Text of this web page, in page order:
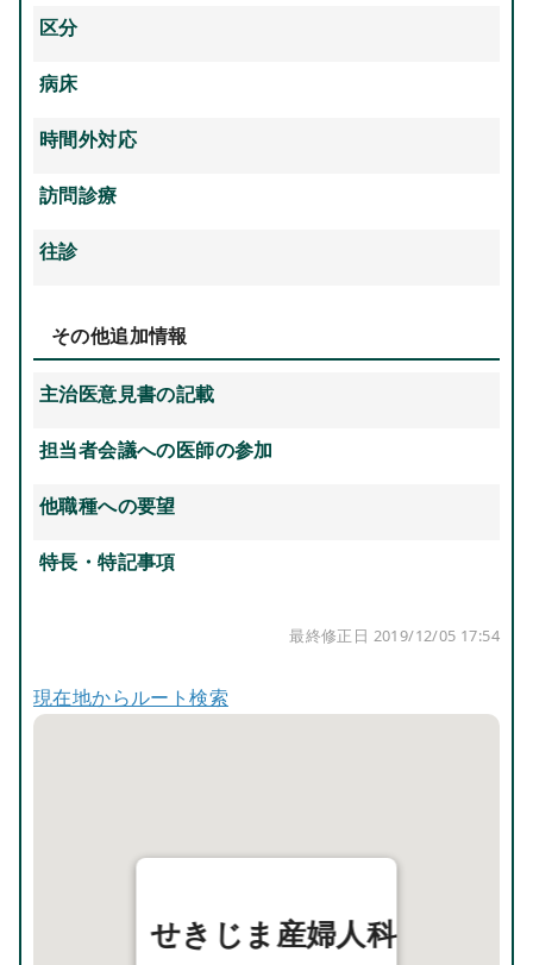
区分
病床
時間外対応
訪問診療
往診
その他追加情報
主治医意見書の記載
担当者会議への医師の参加
他職種への要望
特長・特記事項
最終修正日 2019/12/05 17:54
現在地からルート検索
せきじま産婦人科